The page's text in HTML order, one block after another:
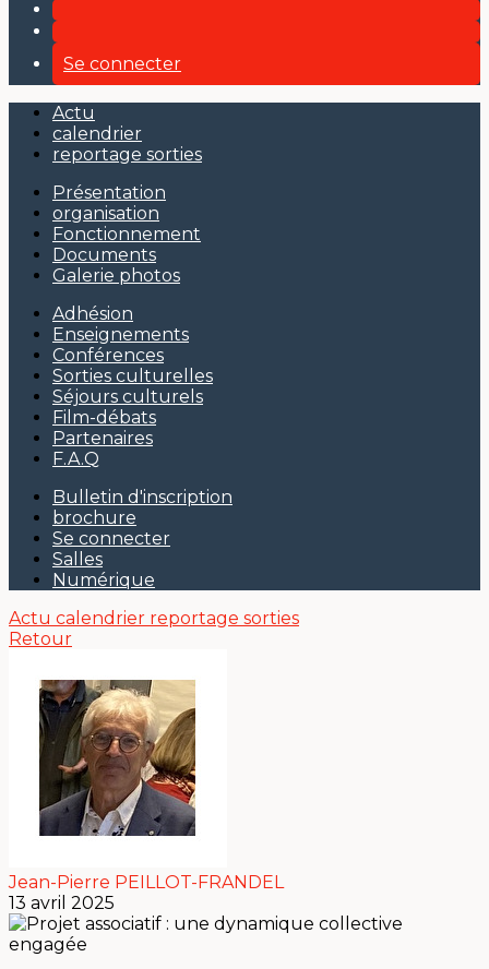
Se connecter
Actu
calendrier
reportage sorties
Présentation
organisation
Fonctionnement
Documents
Galerie photos
Adhésion
Enseignements
Conférences
Sorties culturelles
Séjours culturels
Film-débats
Partenaires
F.A.Q
Bulletin d'inscription
brochure
Se connecter
Salles
Numérique
Actu calendrier reportage sorties
Retour
Jean-Pierre PEILLOT-FRANDEL
13 avril 2025